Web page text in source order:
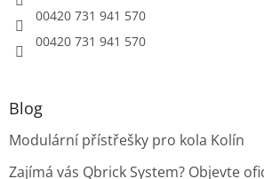
00420 731 941 570
00420 731 941 570
Blog
Modulární přístřešky pro kola Kolín
Zajímá vás Qbrick System? Objevte